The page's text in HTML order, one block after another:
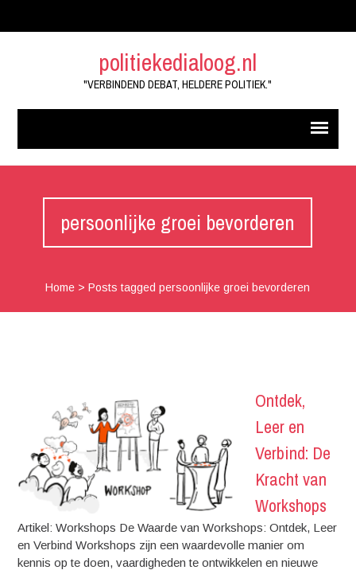
politiekedialoog.nl
"VERBINDEND DEBAT, HELDERE POLITIEK."
persoonlijke groei bevorderen
Home >Posts tagged persoonlijke groei bevorderen
Ontdek,
Leer en
Verbind: De
Kracht van
Workshops
Artikel: Workshops De Waarde van Workshops: Ontdek, Leer
en Verbind Workshops zijn een waardevolle manier om
kennis op te doen, vaardigheden te ontwikkelen en nieuwe